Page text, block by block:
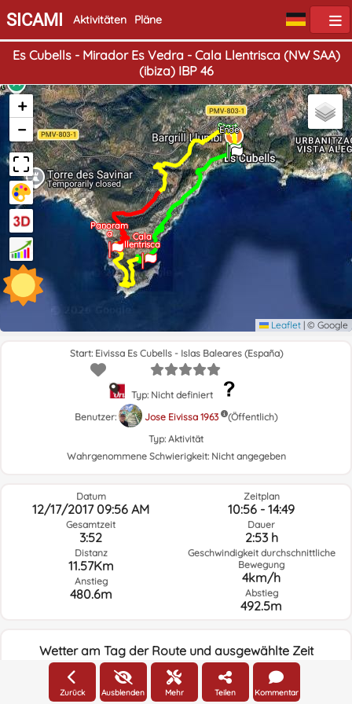
SICAMI Aktivitäten Pläne
Es Cubells - Mirador Es Vedra - Cala Llentrisca (NW SAA)
(ibiza) IBP 46
Start
Ende
Panoram
a Cala
llentrisca
+
−
Leaflet | © Google
Start: Eivissa Es Cubells - Islas Baleares (España)
Typ: Nicht definiert
Benutzer:
Jose Eivissa 1963
(Öffentlich)
Typ: Aktivität
Wahrgenommene Schwierigkeit: Nicht angegeben
Datum
12/17/2017 09:56 AM
Gesamtzeit
3:52
Distanz
11.57Km
Anstieg
480.6m
Zeitplan
10:56 - 14:49
Dauer
2:53 h
Geschwindigkeit durchschnittliche
Bewegung
4km/h
Abstieg
492.5m
Wetter am Tag der Route und ausgewählte Zeit
09:00
Zurück Ausblenden Mehr Teilen Kommentar